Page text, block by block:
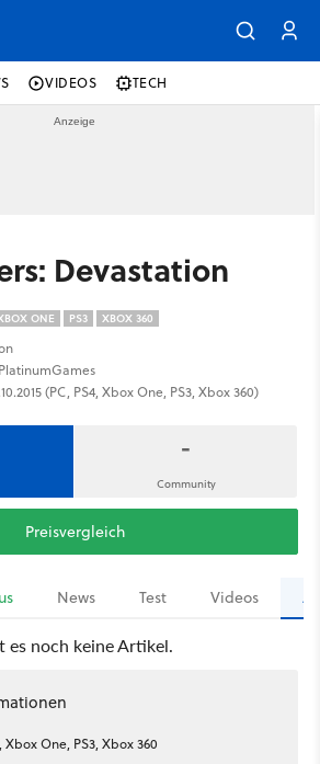
VIDEOS TECH
Devastation
ONE PS3 XBOX 360
(PC, PS4, Xbox One, PS3, Xbox 360)
-
Community
Preisvergleich
News Test Videos
es noch keine Artikel.
Xbox One, PS3, Xbox 360